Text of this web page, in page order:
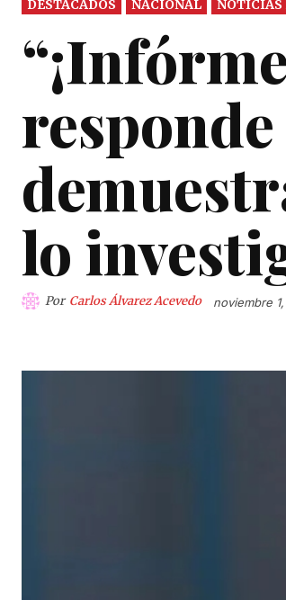
DESTACADOS NACIONAL NOTICIAS
responde
lo
Por Carlos Álvarez Acevedo noviembre